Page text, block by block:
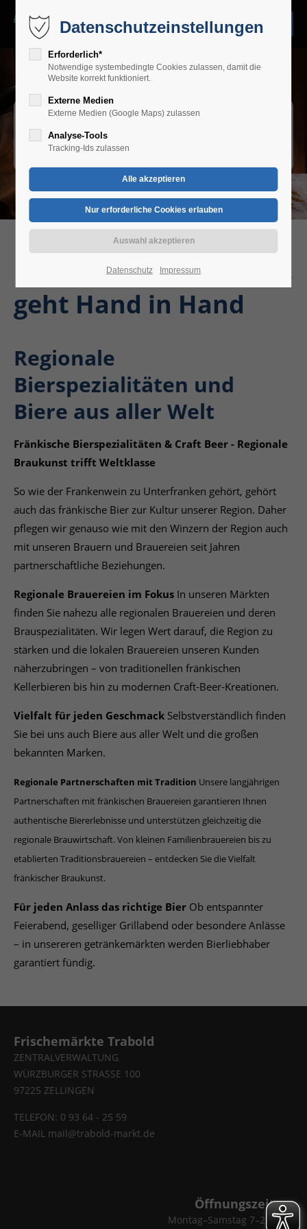
Ihr Durst ist unser
Bier!
Franken und Bier - Das
geht Hand in Hand
Regionale
Bierspezialitäten und
Biere aus aller Welt
Fränkische Bierspezialitäten & Craft Beer - Regionale
Braukunst trifft Weltklasse
So wie der Frankenwein zu Unterfranken gehört, gehört
auch das fränkische Bier zur Kultur unserer Region. Daher
pflegen wir genauso wie mit den Winzern der Region auch
mit unseren Brauern und Brauereien seit Jahren
partnerschaftliche Beziehungen.
Regionale Brauereien im Fokus In unseren Märkten
finden Sie nahezu alle regionalen Brauereien und deren
Brauspezialitäten. Wir legen Wert darauf, die Region zu
stärken und die lokalen Brauereien unseren Kunden
näherzubringen – von traditionellen fränkischen
Kellerbieren bis hin zu modernen Craft-Beer-Kreationen.
Vielfalt für jeden Geschmack Selbstverständlich finden
Sie bei uns auch Biere aus aller Welt und die großen
bekannten Marken.
Regionale Partnerschaften mit Tradition Unsere langjährigen
Partnerschaften mit fränkischen Brauereien garantieren Ihnen
authentische Biererlebnisse und unterstützen gleichzeitig die
regionale Brauwirtschaft. Von kleinen Familienbrauereien bis zu
etablierten Traditionsbrauereien – entdecken Sie die Vielfalt
fränkischer Braukunst.
Für jeden Anlass das richtige Bier Ob entspannter
Feierabend, geselliger Grillabend oder besondere Anlässe
– in unsereren getränkemärkten werden Bierliebhaber
garantiert fündig.
Frischemärkte Trabold
ZENTRALVERWALTUNG
WÜRZBURGER STRASSE 100
97225 ZELLINGEN
TELEFON: 0 93 64 - 25 59
E-MAIL mail@trabold-markt.de
Öffnungszeiten
Montag–Samstag 7–20 Uhr
Datenschutzeinstellungen
Erforderlich*
Notwendige systembedingte Cookies zulassen, damit die
Website korrekt funktioniert.
Externe Medien
Externe Medien (Google Maps) zulassen
Analyse-Tools
Tracking-Ids zulassen
Datenschutz Impressum